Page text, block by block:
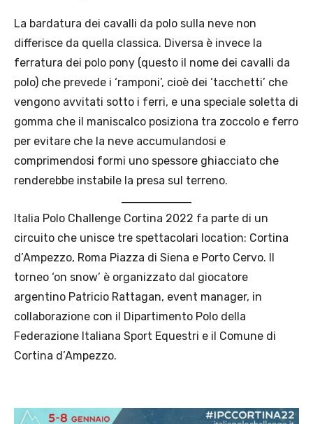
La bardatura dei cavalli da polo sulla neve non
differisce da quella classica. Diversa è invece la
ferratura dei polo pony (questo il nome dei cavalli da
polo) che prevede i ‘ramponi’, cioè dei ‘tacchetti’ che
vengono avvitati sotto i ferri, e una speciale soletta di
gomma che il maniscalco posiziona tra zoccolo e ferro
per evitare che la neve accumulandosi e
comprimendosi formi uno spessore ghiacciato che
renderebbe instabile la presa sul terreno.
Italia Polo Challenge Cortina 2022 fa parte di un
circuito che unisce tre spettacolari location: Cortina
d’Ampezzo, Roma Piazza di Siena e Porto Cervo. Il
torneo ‘on snow’ è organizzato dal giocatore
argentino Patricio Rattagan, event manager, in
collaborazione con il Dipartimento Polo della
Federazione Italiana Sport Equestri e il Comune di
Cortina d’Ampezzo.